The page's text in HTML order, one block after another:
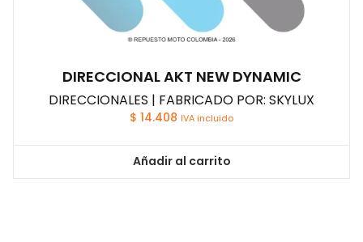
DIRECCIONAL AKT NEW DYNAMIC
DIRECCIONALES | FABRICADO POR: SKYLUX
$ 14.408 IVA incluido
Añadir al carrito